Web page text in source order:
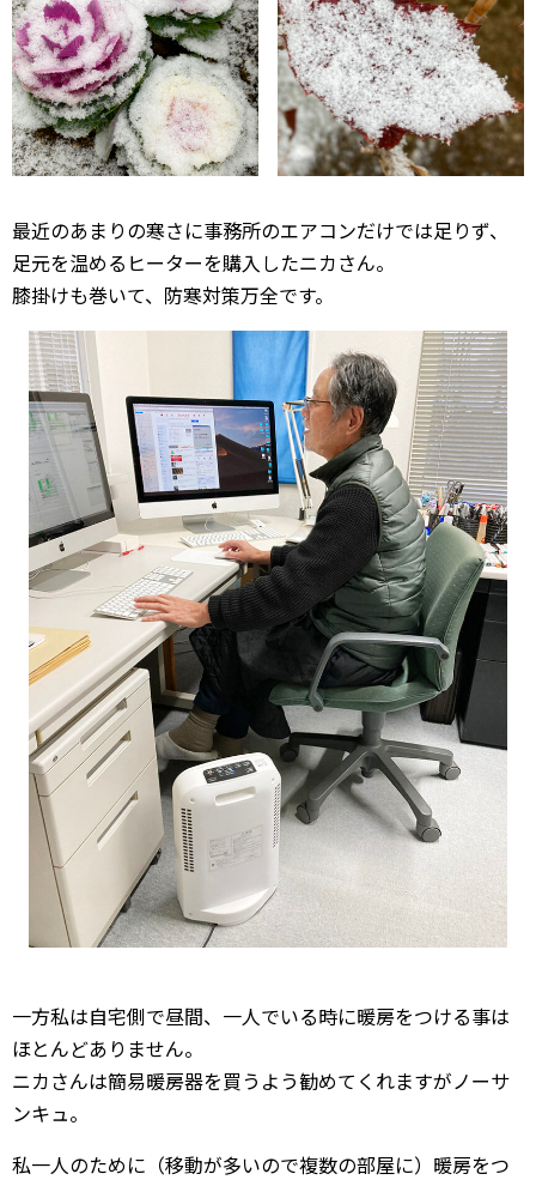
最近のあまりの寒さに事務所のエアコンだけでは足りず、
足元を温めるヒーターを購入したニカさん。
膝掛けも巻いて、防寒対策万全です。
一方私は自宅側で昼間、一人でいる時に暖房をつける事は
ほとんどありません。
ニカさんは簡易暖房器を買うよう勧めてくれますがノーサ
ンキュ。
私一人のために（移動が多いので複数の部屋に）暖房をつ